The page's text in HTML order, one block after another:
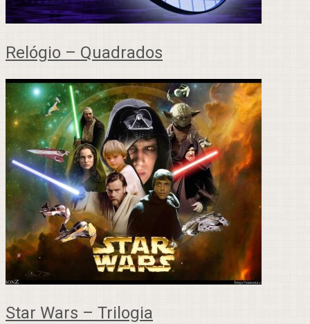
Relógio – Quadrados
Star Wars – Trilogia